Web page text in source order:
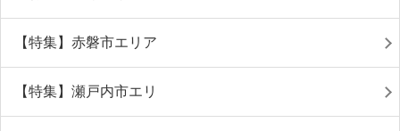
【特集】赤磐市エリア
【特集】瀬戸内市エリ